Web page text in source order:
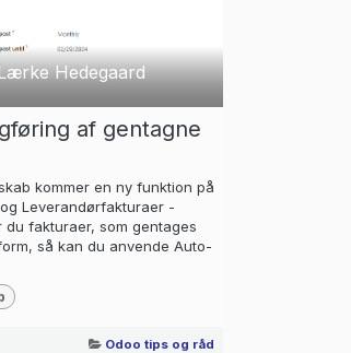
Hedegaard
af gentagne
kommer en ny funktion på
Leverandørfakturaer -
du fakturaer, som gentages
så kan du anvende Auto-
Odoo tips og råd